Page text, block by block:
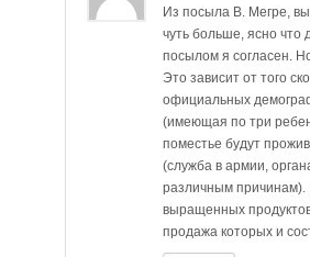
Из посыла В. Мегре,
чуть больше, ясно
посылом я согласен.
Это зависит от того
официальных
(имеющая по три
поместье будут
(служба в армии,
различным причинам).
выращенных
продажа которых и